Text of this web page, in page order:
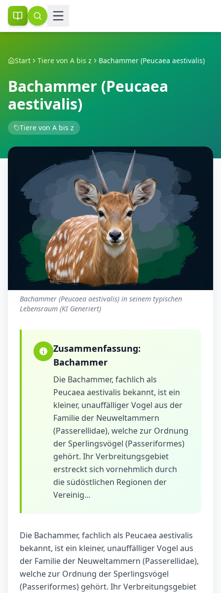
Start Tiere von A bis z Bachammer (Peucaea aestivalis)
Bachammer (Peucaea
aestivalis)
Tiere von A bis z
Bachammer (Peucaea aestivalis) in seinem typischen
Lebensraum (KI Generiert)
Zusammenfassung:
Bachammer
Die Bachammer, fachlich als
Peucaea aestivalis bekannt, ist ein
kleiner, unauffälliger Vogel aus der
Familie der Neuweltammern
(Passerellidae), welche zur Ordnung
der Sperlingsvögel (Passeriformes)
gehört. Ihr Verbreitungsgebiet
erstreckt sich vornehmlich durch
die südöstlichen Regionen der
Vereinig...
Die Bachammer, fachlich als Peucaea aestivalis
bekannt, ist ein kleiner, unauffälliger Vogel aus
der Familie der Neuweltammern (Passerellidae),
welche zur Ordnung der Sperlingsvögel
(Passeriformes) gehört. Ihr Verbreitungsgebiet